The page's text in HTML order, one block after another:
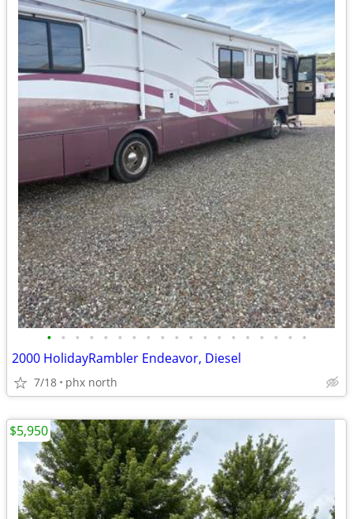
• • • • • • • • • • • • • • • • • • •
2000 HolidayRambler Endeavor, Diesel
7/18 phx north
$5,950